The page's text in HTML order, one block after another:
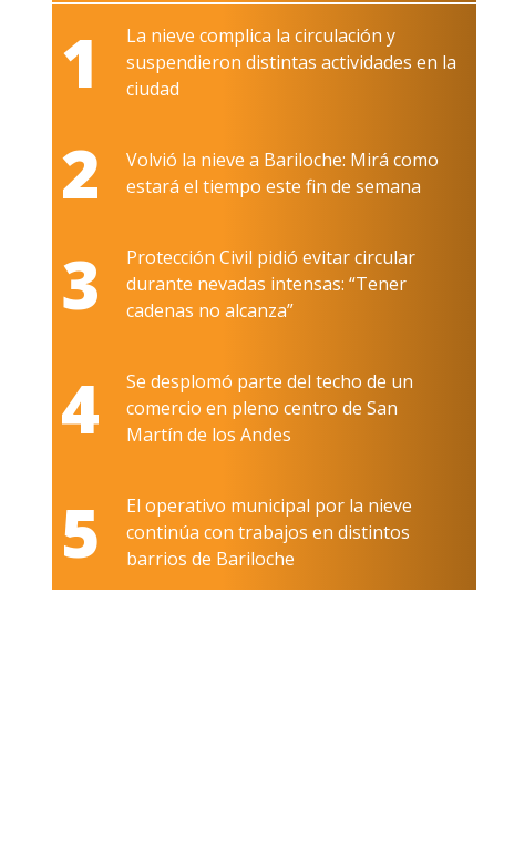
1
La nieve complica la circulación y
suspendieron distintas actividades en la
ciudad
2
Volvió la nieve a Bariloche: Mirá como
estará el tiempo este fin de semana
3
Protección Civil pidió evitar circular
durante nevadas intensas: “Tener
cadenas no alcanza”
4
Se desplomó parte del techo de un
comercio en pleno centro de San
Martín de los Andes
5
El operativo municipal por la nieve
continúa con trabajos en distintos
barrios de Bariloche